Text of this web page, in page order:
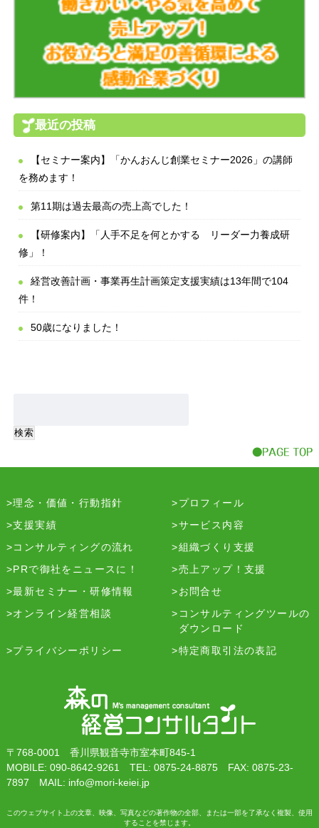
最近の投稿
【セミナー案内】「かんおんじ創業セミナー2026」の講師
を務めます！
第11期は過去最高の売上高でした！
【研修案内】「人手不足を何とかする リーダー力養成研
修」！
経営改善計画・事業再生計画策定支援実績は13年間で104
件！
50歳になりました！
理念・価値・行動指針
プロフィール
支援実績
サービス内容
コンサルティングの流れ
組織づくり支援
PRで御社をニュースに！
売上アップ！支援
最新セミナー・研修情報
お問合せ
オンライン経営相談
コンサルティングツールの
ダウンロード
プライバシーポリシー
特定商取引法の表記
〒768-0001 香川県観音寺市室本町845-1
MOBILE: 090-8642-9261 TEL: 0875-24-8875 FAX: 0875-23-
7897 MAIL: info@mori-keiei.jp
このウェブサイト上の文章、映像、写真などの著作物の全部、または一部を了承なく複製、使用
することを禁じます。